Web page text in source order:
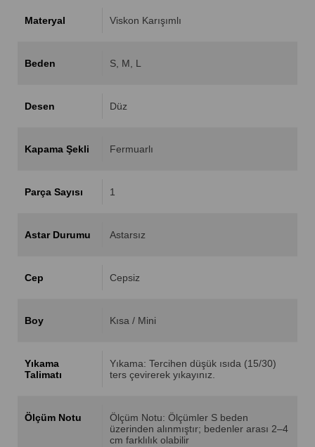
Materyal Viskon Karışımlı
Beden S M L
Desen Düz
Kapama Şekli Fermuarlı
Parça Sayısı 1
Astar Durumu Astarsız
Cep Cepsiz
Boy Kısa / Mini
Yıkama
Talimatı
Yıkama: Tercihen düşük ısıda (15/30)
ters çevirerek yıkayınız.
Ölçüm Notu
Ölçüm Notu: Ölçümler S beden
üzerinden alınmıştır; bedenler arası 2–4
cm farklılık olabilir